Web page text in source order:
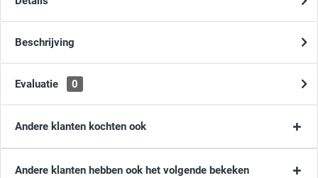
Beschrijving
Evaluatie 0
Andere klanten kochten ook
Andere klanten hebben ook het volgende bekeken